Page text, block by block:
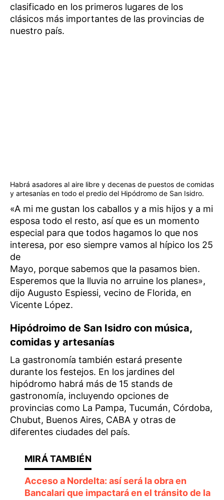
clasificado en los primeros lugares de los
clásicos más importantes de las provincias de
nuestro país.
Habrá asadores al aire libre y decenas de puestos de comidas
y artesanías en todo el predio del Hipódromo de San Isidro.
«A mi me gustan los caballos y a mis hijos y a mi
esposa todo el resto, así que es un momento
especial para que todos hagamos lo que nos
interesa, por eso siempre vamos al hípico los 25
de
Mayo, porque sabemos que la pasamos bien.
Esperemos que la lluvia no arruine los planes»,
dijo Augusto Espiessi, vecino de Florida, en
Vicente López.
Hipódroimo de San Isidro con música,
comidas y artesanías
La gastronomía también estará presente
durante los festejos. En los jardines del
hipódromo habrá más de 15 stands de
gastronomía, incluyendo opciones de
provincias como La Pampa, Tucumán, Córdoba,
Chubut, Buenos Aires, CABA y otras de
diferentes ciudades del país.
Acceso a Nordelta: así será la obra en
Bancalari que impactará en el tránsito de la